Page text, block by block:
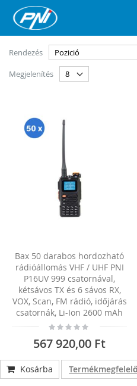
Ugrás
tartalomhoz
Rendezés
Megjelenítés
Bax 50 darabos hordozható
rádióállomás VHF / UHF PNI
P16UV 999 csatornával,
kétsávos TX és 6 sávos RX,
VOX, Scan, FM rádió, időjárás
csatornák, Li-Ion 2600 mAh
Rating:
0%
567 920,00 Ft
Kosárba